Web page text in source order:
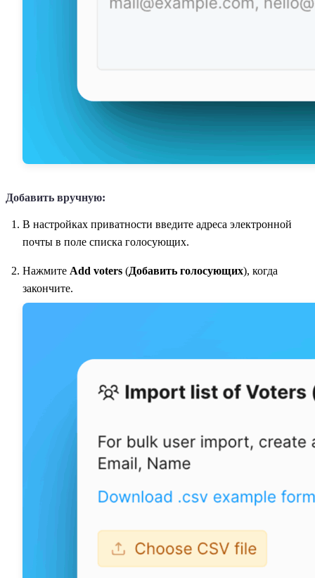
Добавить вручную:
В настройках приватности введите адреса электронной
почты в поле списка голосующих.
Нажмите Add voters (Добавить голосующих), когда
закончите.